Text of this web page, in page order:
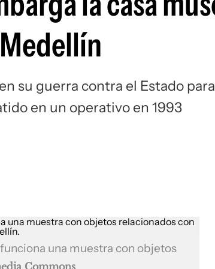
su guerra contra el Estado para
en un operativo en 1993
una muestra con objetos
Commons